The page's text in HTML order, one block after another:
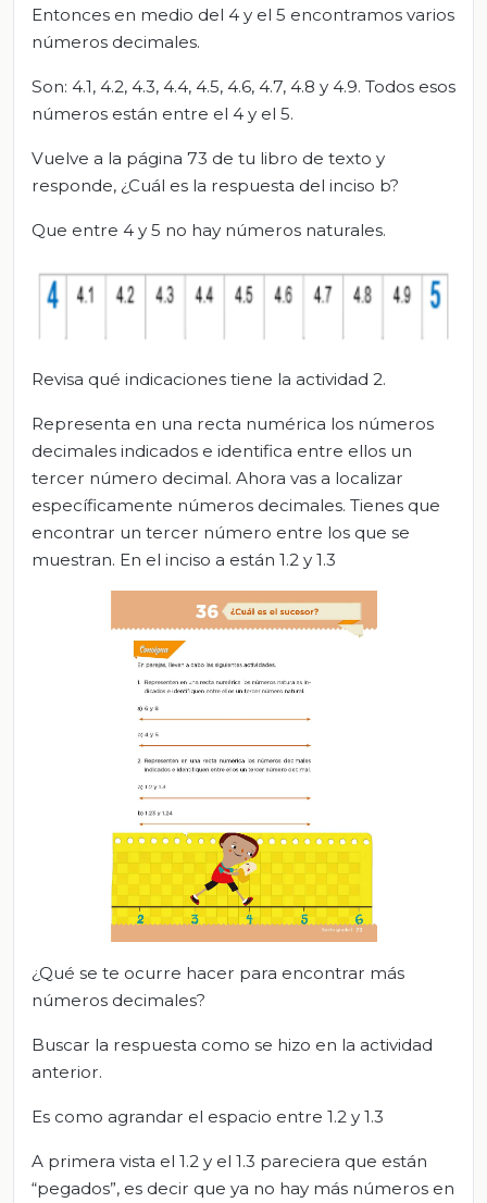
Entonces en medio del 4 y el 5 encontramos varios
números decimales.
Son: 4.1, 4.2, 4.3, 4.4, 4.5, 4.6, 4.7, 4.8 y 4.9. Todos esos
números están entre el 4 y el 5.
Vuelve a la página 73 de tu libro de texto y
responde, ¿Cuál es la respuesta del inciso b?
Que entre 4 y 5 no hay números naturales.
Revisa qué indicaciones tiene la actividad 2.
Representa en una recta numérica los números
decimales indicados e identifica entre ellos un
tercer número decimal. Ahora vas a localizar
específicamente números decimales. Tienes que
encontrar un tercer número entre los que se
muestran. En el inciso a están 1.2 y 1.3
¿Qué se te ocurre hacer para encontrar más
números decimales?
Buscar la respuesta como se hizo en la actividad
anterior.
Es como agrandar el espacio entre 1.2 y 1.3
A primera vista el 1.2 y el 1.3 pareciera que están
“pegados”, es decir que ya no hay más números en